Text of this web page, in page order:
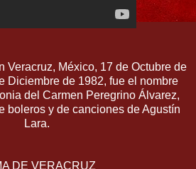
Veracruz, México, 17 de Octubre de
Diciembre de 1982, fue el nombre
del Carmen Peregrino Álvarez,
boleros y de canciones de Agustín
Lara.
DE VERACRUZ